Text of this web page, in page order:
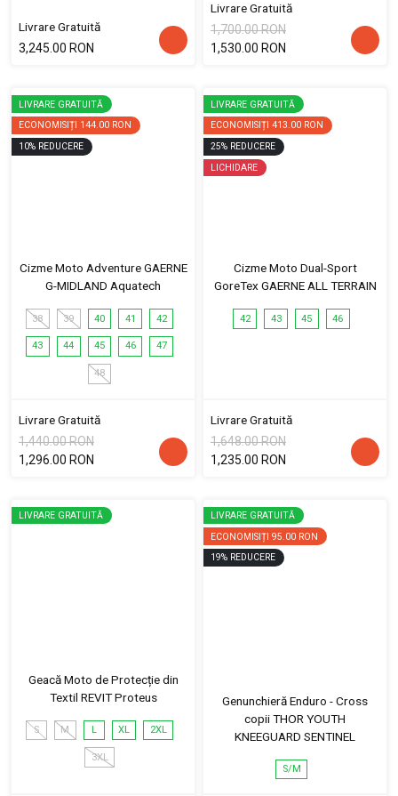
Livrare Gratuită
3,245.00 RON
Livrare Gratuită
1,700.00 RON
1,530.00 RON
LIVRARE GRATUITĂ
ECONOMISIȚI 144.00 RON
10% REDUCERE
Cizme Moto Adventure GAERNE
G-MIDLAND Aquatech
38 39 40 41 42
43 44 45 46 47
48
Livrare Gratuită
1,440.00 RON
1,296.00 RON
LIVRARE GRATUITĂ
ECONOMISIȚI 413.00 RON
25% REDUCERE
LICHIDARE
Cizme Moto Dual-Sport
GoreTex GAERNE ALL TERRAIN
42 43 45 46
Livrare Gratuită
1,648.00 RON
1,235.00 RON
LIVRARE GRATUITĂ
Geacă Moto de Protecție din
Textil REVIT Proteus
S M L XL 2XL
3XL
LIVRARE GRATUITĂ
ECONOMISIȚI 95.00 RON
19% REDUCERE
Genunchieră Enduro - Cross
copii THOR YOUTH
KNEEGUARD SENTINEL
S/M